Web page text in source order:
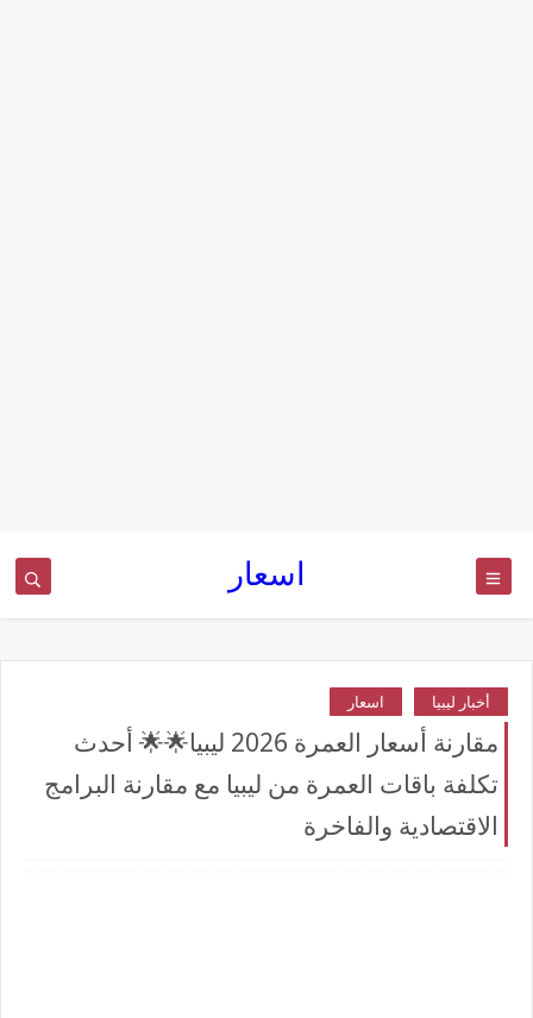
اسعار
أخبار ليبيا اسعار
مقارنة أسعار العمرة 2026 ليبيا🌟🌟 أحدث
تكلفة باقات العمرة من ليبيا مع مقارنة البرامج
الاقتصادية والفاخرة